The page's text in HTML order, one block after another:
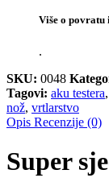
Više o
.
SKU: 0048
Tagovi: aku testera,
nož, vrtlarstvo
Opis Recenzije (0)
Super